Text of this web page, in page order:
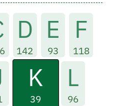
D
142
E
93
F
118
K
39
L
96